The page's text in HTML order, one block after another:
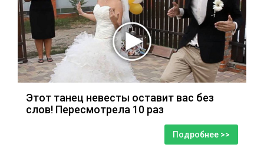
Этот танец невесты оставит вас без
слов! Пересмотрела 10 раз
Подробнее >>